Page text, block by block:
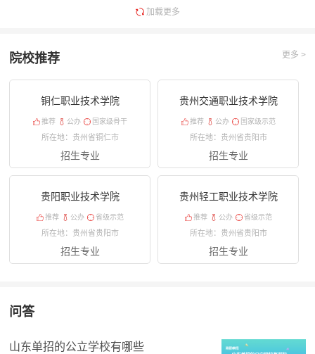
加载更多
院校推荐 更多 >
铜仁职业技术学院
推荐 公办 国家级骨干
所在地：贵州省铜仁市
招生专业
贵州交通职业技术学院
推荐 公办 国家级示范
所在地：贵州省贵阳市
招生专业
贵阳职业技术学院
推荐 公办 省级示范
所在地：贵州省贵阳市
招生专业
贵州轻工职业技术学院
推荐 公办 省级示范
所在地：贵州省贵阳市
招生专业
问答
山东单招的公立学校有哪些